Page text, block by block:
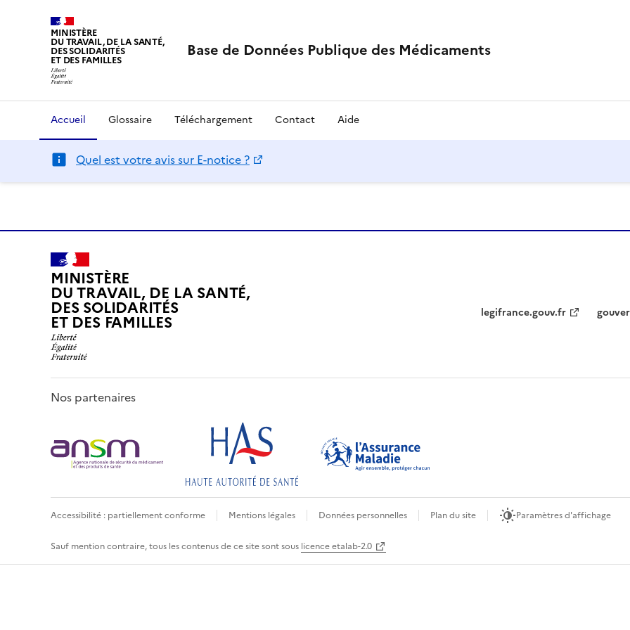
MINISTÈRE
DU TRAVAIL, DE LA SANTÉ,
DES SOLIDARITÉS
ET DES FAMILLES Base de Données Publique des Médicaments
Accueil Glossaire Téléchargement Contact Aide
Quel est votre avis sur E-notice ?
MINISTÈRE
DU TRAVAIL, DE LA SANTÉ,
DES SOLIDARITÉS
ET DES FAMILLES legifrance.gouv.fr
Nos partenaires
Accessibilité : partiellement conforme Mentions légales Données personnelles Plan du site Paramètres d'affichage
Sauf mention contraire, tous les contenus de ce site sont sous licence etalab-2.0